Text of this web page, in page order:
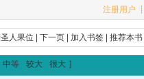
注册用户 ┊
人果位 |下一页 |加入书签 |推荐本书
中等 较大 很大 ]